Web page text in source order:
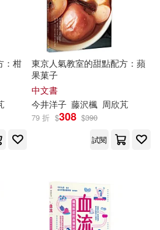
今井有美(1)
今井泉(1)
今井照(1)
今井真理(1)
今井美佐(1)
今井裕平(1)
(1)
漢欣(1)
環球-DECCA(1)
社(1)
：柑
東京人氣教室的甜點配方：蘋
果菓子
中文書
今井洋子 藤沢楓 周欣芃
79 折 $308 $390
試閱